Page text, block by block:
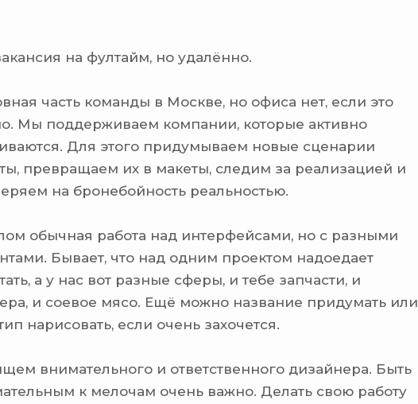
на фултайм, но удалённо.
часть команды в Москве, но офиса нет, если это
Мы поддерживаем компании, которые активно
Для этого придумываем новые сценарии
превращаем их в макеты, следим за реализацией и
на бронебойность реальностью.
обычная работа над интерфейсами, но с разными
Бывает, что над одним проектом надоедает
а у нас вот разные сферы, и тебе запчасти, и
и соевое мясо. Ещё можно название придумать или
нарисовать, если очень захочется.
внимательного и ответственного дизайнера. Быть
к мелочам очень важно. Делать свою работу